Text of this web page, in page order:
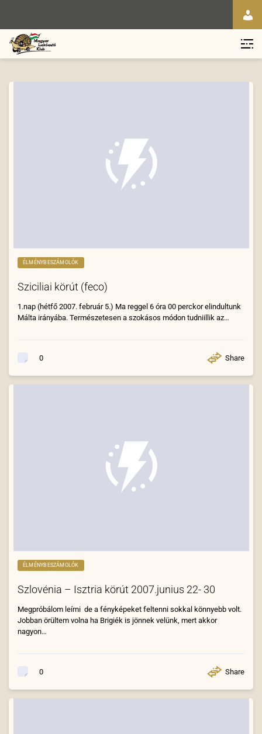
ÉLMÉNYBESZÁMOLÓK
Sziciliai körút (feco)
1.nap (hétfő 2007. február 5.) Ma reggel 6 óra 00 perckor elindultunk
Málta irányába. Természetesen a szokásos módon tudniillik az…
0 Share
ÉLMÉNYBESZÁMOLÓK
Szlovénia – Isztria körút 2007.junius 22- 30
Megpróbálom leírni de a fényképeket feltenni sokkal könnyebb volt.
Jobban örültem volna ha Brigiék is jönnek velünk, mert akkor
nagyon…
0 Share